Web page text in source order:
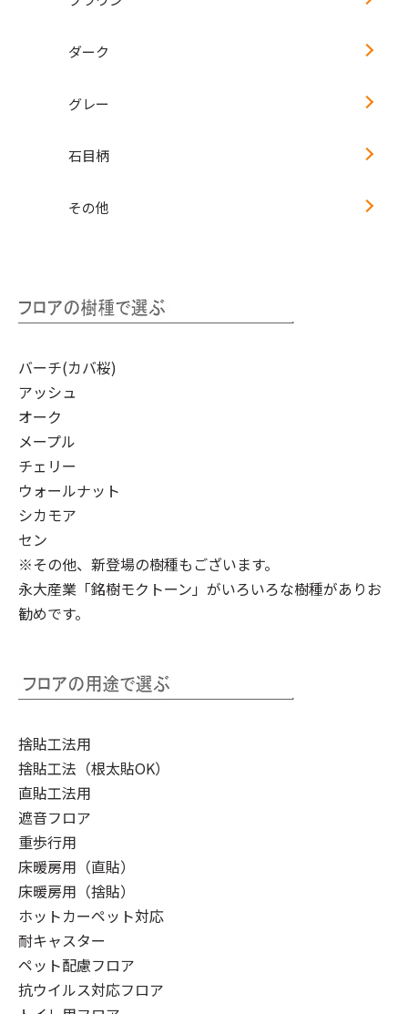
ダーク
グレー
石目柄
その他
バーチ(カバ桜)
アッシュ
オーク
メープル
チェリー
ウォールナット
シカモア
セン
※その他、新登場の樹種もございます。
永大産業「銘樹モクトーン」 がいろいろな樹種がありお
勧めです。
捨貼工法用
捨貼工法（根太貼OK）
直貼工法用
遮音フロア
重歩行用
床暖房用（直貼）
床暖房用（捨貼）
ホットカーペット対応
耐キャスター
ペット配慮フロア
抗ウイルス対応フロア